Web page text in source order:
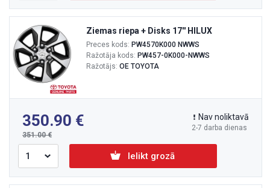
Ziemas riepa + Disks 17'' HILUX
Preces kods: PW4570K000 NWWS
Ražotāja kods: PW457-0K000-NWWS
Ražotājs: OE TOYOTA
350.90
351.00
2-7 darba dienas
Nav noliktavā
Ielikt grozā